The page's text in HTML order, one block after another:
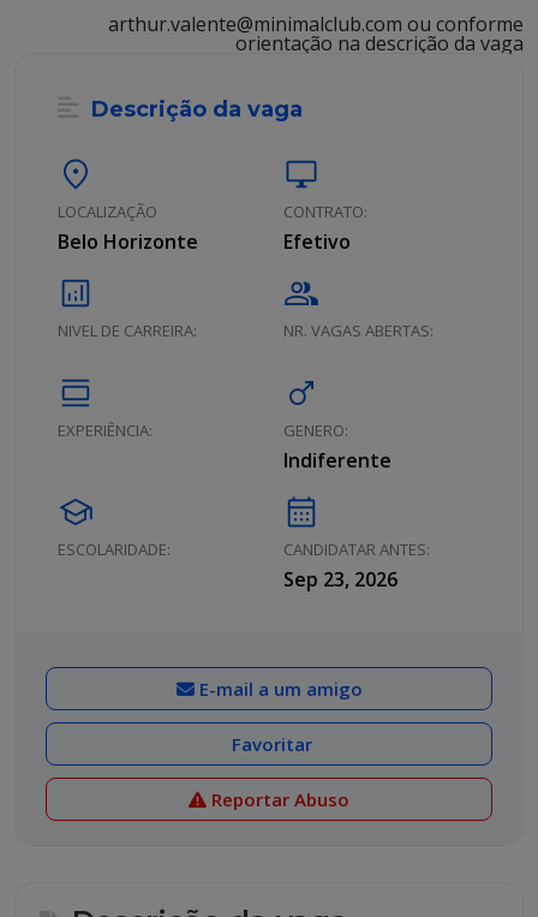
arthur.valente@minimalclub.com ou conforme
orientação na descrição da vaga
Descrição da vaga
location_on
LOCALIZAÇÃO
Belo Horizonte
desktop_windows
CONTRATO:
Efetivo
analytics
NIVEL DE CARREIRA:
group
NR. VAGAS ABERTAS:
calendar_view_day
EXPERIÊNCIA:
male
GENERO:
Indiferente
school
ESCOLARIDADE:
calendar_month
CANDIDATAR ANTES:
Sep 23, 2026
E-mail a um amigo
Favoritar
Reportar Abuso